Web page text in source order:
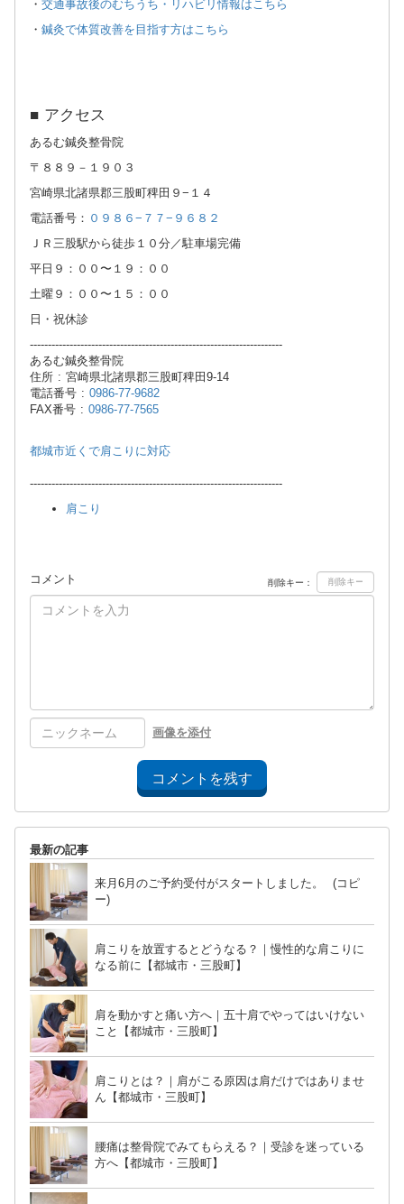
・ 交通事故後のむちうち・リハビリ情報はこちら
・ 鍼灸で体質改善を目指す方はこちら
■ アクセス
あるむ鍼灸整骨院
〒８８９－１９０３
宮崎県北諸県郡三股町稗田９−１４
電話番号： ０９８６−７７−９６８２
ＪＲ三股駅から徒歩１０分／駐車場完備
平日９：００〜１９：００
土曜９：００〜１５：００
日・祝休診
----------------------------------------------------------------------
あるむ鍼灸整骨院
住所 : 宮崎県北諸県郡三股町稗田9-14
電話番号 : 0986-77-9682
FAX番号 : 0986-77-7565
都城市近くで肩こりに対応
----------------------------------------------------------------------
肩こり
コメント 削除キー：
画像を添付
コメントを残す
最新の記事
来月6月のご予約受付がスタートしました。 (コピ
ー)
肩こりを放置するとどうなる？｜慢性的な肩こりに
なる前に【都城市・三股町】
肩を動かすと痛い方へ｜五十肩でやってはいけない
こと【都城市・三股町】
肩こりとは？｜肩がこる原因は肩だけではありませ
ん【都城市・三股町】
腰痛は整骨院でみてもらえる？｜受診を迷っている
方へ【都城市・三股町】